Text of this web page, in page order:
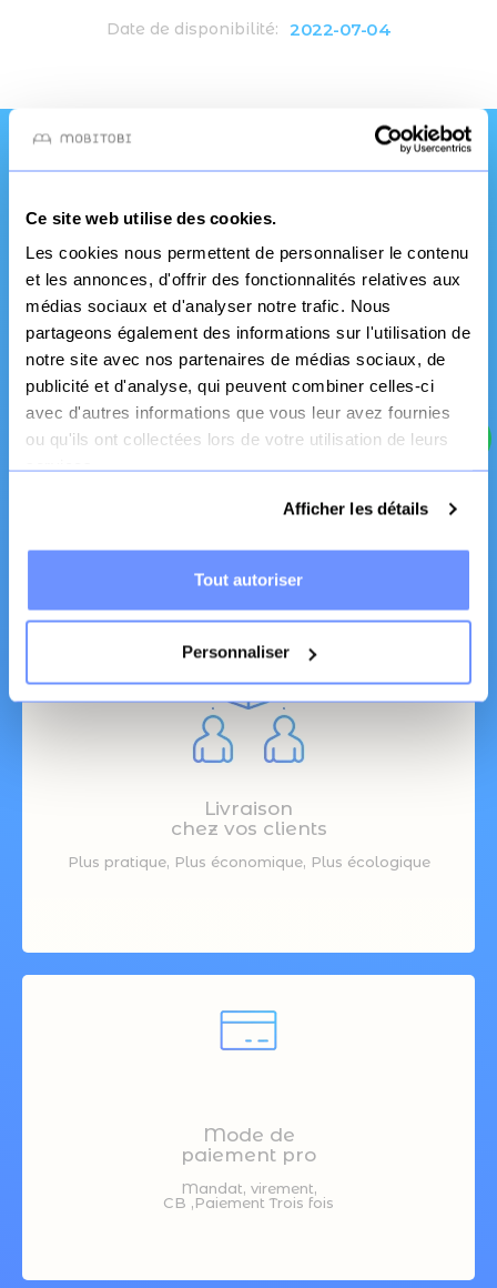
Ce site web utilise des cookies.
Les cookies nous permettent de personnaliser le contenu
et les annonces, d'offrir des fonctionnalités relatives aux
médias sociaux et d'analyser notre trafic. Nous
partageons également des informations sur l'utilisation de
notre site avec nos partenaires de médias sociaux, de
publicité et d'analyse, qui peuvent combiner celles-ci
avec d'autres informations que vous leur avez fournies
ou qu'ils ont collectées lors de votre utilisation de leurs
services.
Afficher les détails
Tout autoriser
Personnaliser
Date de disponibilité: 2022-07-04
service pro
Canapé et literie
Livraison
chez vos clients
Plus pratique, Plus économique, Plus écologique
Mode de
paiement pro
Mandat, virement,
CB ,Paiement Trois fois